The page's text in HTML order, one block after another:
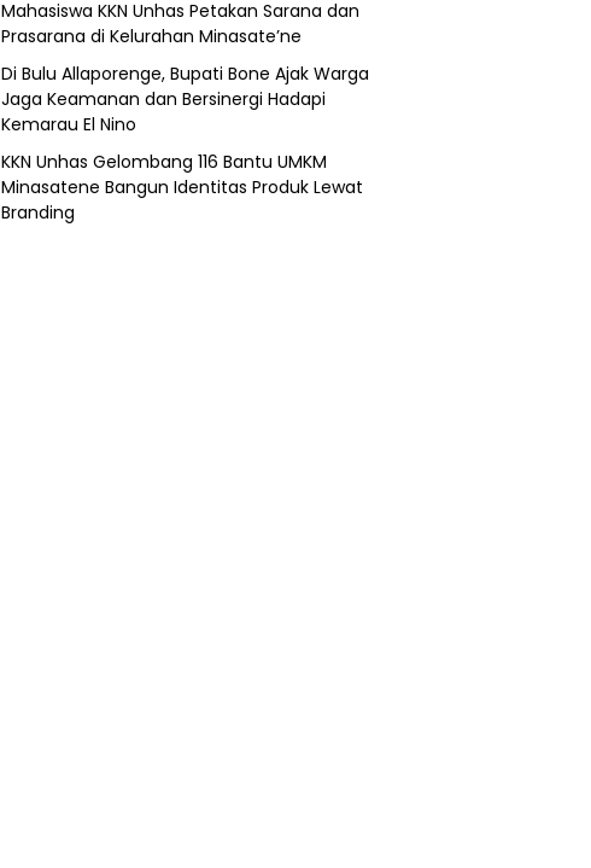
Mahasiswa KKN Unhas Petakan Sarana dan
Prasarana di Kelurahan Minasate’ne
Di Bulu Allaporenge, Bupati Bone Ajak Warga
Jaga Keamanan dan Bersinergi Hadapi
Kemarau El Nino
KKN Unhas Gelombang 116 Bantu UMKM
Minasatene Bangun Identitas Produk Lewat
Branding